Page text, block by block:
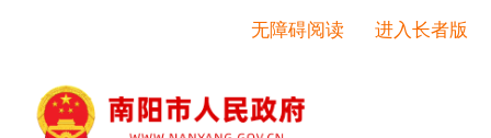
进入长者版
无障碍阅读